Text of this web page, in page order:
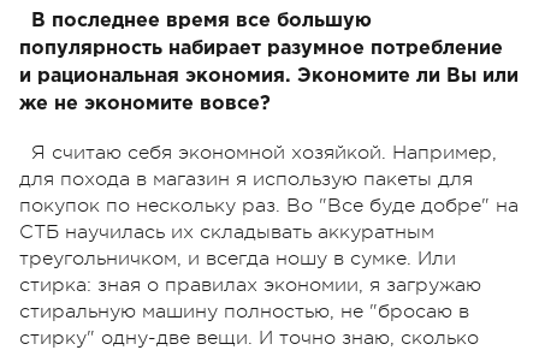
В последнее время все большую
популярность набирает разумное потребление
и рациональная экономия. Экономите ли Вы или
же не экономите вовсе?
Я считаю себя экономной хозяйкой. Например,
для похода в магазин я использую пакеты для
покупок по нескольку раз. Во "Все буде добре" на
СТБ научилась их складывать аккуратным
треугольничком, и всегда ношу в сумке. Или
стирка: зная о правилах экономии, я загружаю
стиральную машину полностью, не "бросаю в
стирку" одну-две вещи. И точно знаю, сколько